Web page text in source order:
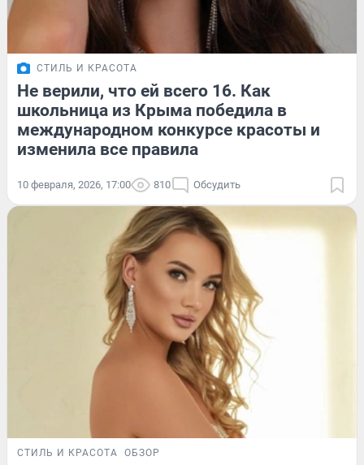
СТИЛЬ И КРАСОТА
Не верили, что ей всего 16. Как
школьница из Крыма победила в
международном конкурсе красоты и
изменила все правила
10 февраля, 2026, 17:00 810 Обсудить
СТИЛЬ И КРАСОТА ОБЗОР